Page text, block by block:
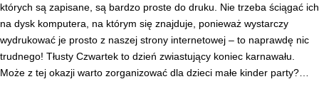
których są zapisane, są bardzo proste do druku. Nie trzeba ściągać ich
na dysk komputera, na którym się znajduje, ponieważ wystarczy
wydrukować je prosto z naszej strony internetowej – to naprawdę nic
trudnego! Tłusty Czwartek to dzień zwiastujący koniec karnawału.
Może z tej okazji warto zorganizować dla dzieci małe kinder party?…